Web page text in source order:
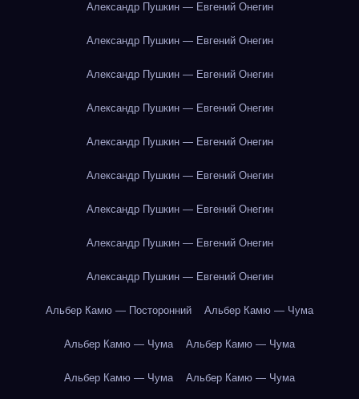
Александр Пушкин — Евгений Онегин
Александр Пушкин — Евгений Онегин
Александр Пушкин — Евгений Онегин
Александр Пушкин — Евгений Онегин
Александр Пушкин — Евгений Онегин
Александр Пушкин — Евгений Онегин
Александр Пушкин — Евгений Онегин
Александр Пушкин — Евгений Онегин
Александр Пушкин — Евгений Онегин
Альбер Камю — Посторонний Альбер Камю — Чума
Альбер Камю — Чума Альбер Камю — Чума
Альбер Камю — Чума Альбер Камю — Чума